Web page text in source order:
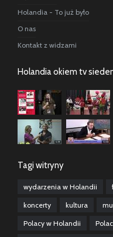
Holandia - To już było
O nas
Kontakt z widzami
Holandia okiem tv
Tagi witryny
wydarzenia w Holandii
koncerty kultura
Polacy w Holandii